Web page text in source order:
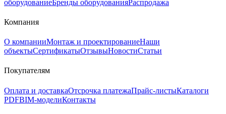
оборудованиеБренды оборудованияРаспродажа
Компания
О компанииМонтаж и проектированиеНаши
объектыСертификатыОтзывыНовостиСтатьи
Покупателям
Оплата и доставкаОтсрочка платежаПрайс-листыКаталоги
PDFBIM-моделиКонтакты